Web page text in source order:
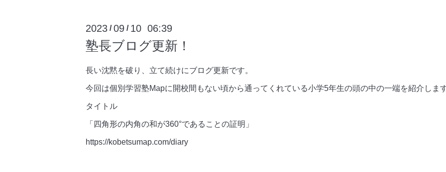
2023 /09 / 10 06:39
塾長ブログ更新！
長い沈黙を破り、立て続けにブログ更新です。
今回は個別学習塾Mapに開校間もない頃から通ってくれている小学5年生の頭の中の一端を紹介しま
タイトル
「四角形の内角の和が360°であることの証明」
https://kobetsumap.com/diary